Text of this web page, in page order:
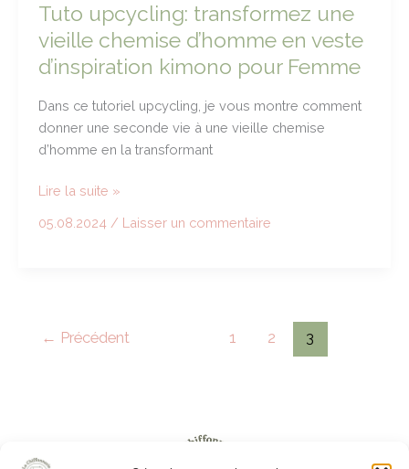
plein
d’amour
Tuto upcycling: transformez une
vieille chemise d’homme en veste
d’inspiration kimono pour Femme
Dans ce tutoriel upcycling, je vous montre comment
donner une seconde vie à une vieille chemise
d’homme en la transformant
Tuto
transformez
en
Lire la suite »
05.08.2024 / Laisser un commentaire
← Précédent 1 2 3